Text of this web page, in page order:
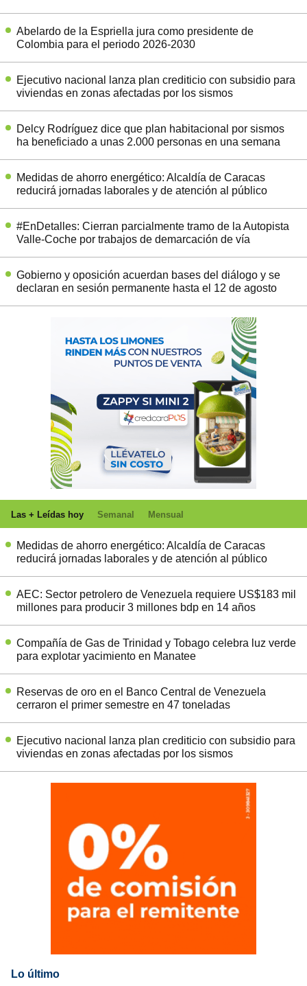
Abelardo de la Espriella jura como presidente de
Colombia para el periodo 2026-2030
Ejecutivo nacional lanza plan crediticio con subsidio para
viviendas en zonas afectadas por los sismos
Delcy Rodríguez dice que plan habitacional por sismos
ha beneficiado a unas 2.000 personas en una semana
Medidas de ahorro energético: Alcaldía de Caracas
reducirá jornadas laborales y de atención al público
#EnDetalles: Cierran parcialmente tramo de la Autopista
Valle-Coche por trabajos de demarcación de vía
Gobierno y oposición acuerdan bases del diálogo y se
declaran en sesión permanente hasta el 12 de agosto
Las + Leídas hoy Semanal Mensual
Medidas de ahorro energético: Alcaldía de Caracas
reducirá jornadas laborales y de atención al público
AEC: Sector petrolero de Venezuela requiere US$183 mil
millones para producir 3 millones bdp en 14 años
Compañía de Gas de Trinidad y Tobago celebra luz verde
para explotar yacimiento en Manatee
Reservas de oro en el Banco Central de Venezuela
cerraron el primer semestre en 47 toneladas
Ejecutivo nacional lanza plan crediticio con subsidio para
viviendas en zonas afectadas por los sismos
Lo último